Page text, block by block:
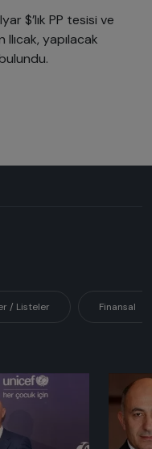
$’lık PP tesisi ve
Ilıcak, yapılacak
/ Listeler Finansal